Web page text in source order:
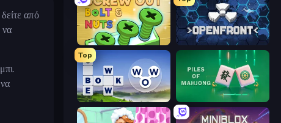
από
να
Screw Out: Bolts and Nuts Openfront
Top
Words of Wonders Piles of Mahjong